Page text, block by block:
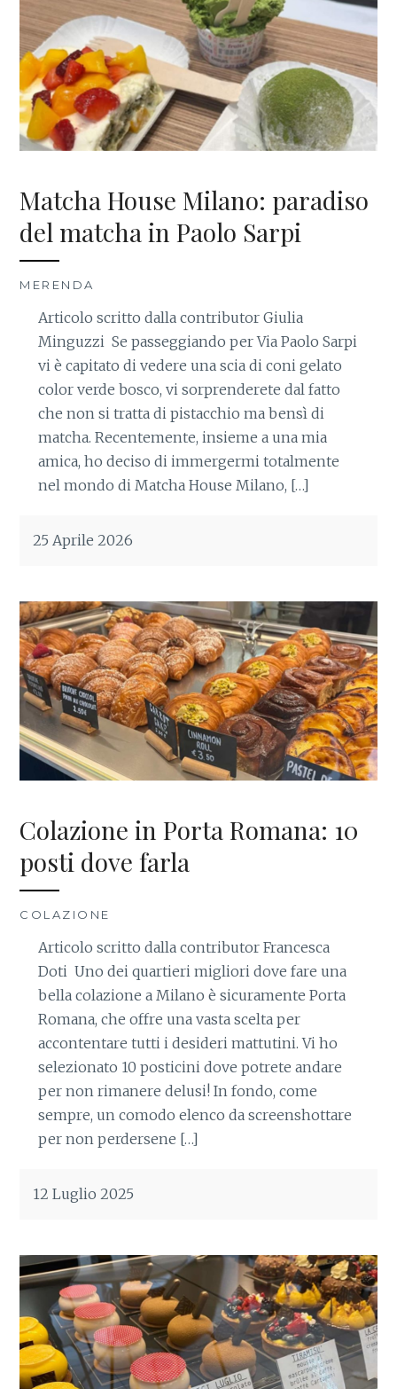
Matcha House Milano: paradiso
del matcha in Paolo Sarpi
MERENDA
Articolo scritto dalla contributor Giulia
Minguzzi Se passeggiando per Via Paolo Sarpi
vi è capitato di vedere una scia di coni gelato
color verde bosco, vi sorprenderete dal fatto
che non si tratta di pistacchio ma bensì di
matcha. Recentemente, insieme a una mia
amica, ho deciso di immergermi totalmente
nel mondo di Matcha House Milano, […]
25 Aprile 2026
Colazione in Porta Romana: 10
posti dove farla
COLAZIONE
Articolo scritto dalla contributor Francesca
Doti Uno dei quartieri migliori dove fare una
bella colazione a Milano è sicuramente Porta
Romana, che offre una vasta scelta per
accontentare tutti i desideri mattutini. Vi ho
selezionato 10 posticini dove potrete andare
per non rimanere delusi! In fondo, come
sempre, un comodo elenco da screenshottare
per non perdersene […]
12 Luglio 2025